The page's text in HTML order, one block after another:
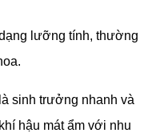
lưỡng tính, thường
sinh trưởng nhanh và
hậu mát ẩm với nhu